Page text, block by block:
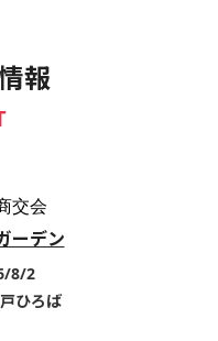
報
交会
ーデン
8/2
ひろば